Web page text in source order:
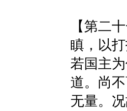
【第二
瞋，以
若国主
道。尚
无量。